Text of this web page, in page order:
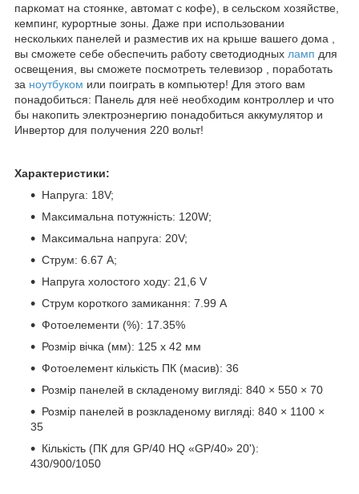
паркомат на стоянке, автомат с кофе), в сельском хозяйстве,
кемпинг, курортные зоны. Даже при использовании
нескольких панелей и разместив их на крыше вашего дома ,
вы сможете себе обеспечить работу светодиодных ламп для
освещения, вы сможете посмотреть телевизор , поработать
за ноутбуком или поиграть в компьютер! Для этого вам
понадобиться: Панель для неё необходим контроллер и что
бы накопить электроэнергию понадобиться аккумулятор и
Инвертор для получения 220 вольт!
Характеристики:
Напруга: 18V;
Максимальна потужність: 120W;
Максимальна напруга: 20V;
Струм: 6.67 А;
Напруга холостого ходу: 21,6 V
Струм короткого замикання: 7.99 А
Фотоелементи (%): 17.35%
Розмір вічка (мм): 125 х 42 мм
Фотоелемент кількість ПК (масив): 36
Розмір панелей в складеному вигляді: 840 × 550 × 70
Розмір панелей в розкладеному вигляді: 840 × 1100 ×
35
Кількість (ПК для GP/40 HQ «GP/40» 20'):
430/900/1050